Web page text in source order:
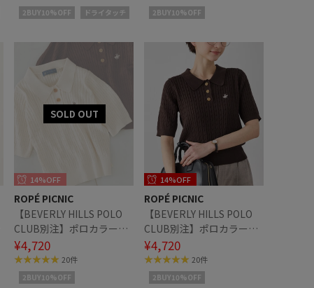
2BUY10%OFF ドライタッチ 2BUY10%OFF
14%OFF
ROPÉ PICNIC
【BEVERLY HILLS POLO
CLUB別注】ポロカラーケ
ーブルニット/リンクコー
デ
¥4,720
20件
2BUY10%OFF
14%OFF
ROPÉ PICNIC
【BEVERLY HILLS POLO
CLUB別注】ポロカラーケ
ーブルニット/リンクコー
デ
¥4,720
20件
2BUY10%OFF